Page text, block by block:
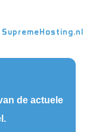
SupremeHosting.nl
de actuele